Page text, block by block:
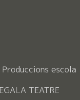
Produccions escola
TEATRE